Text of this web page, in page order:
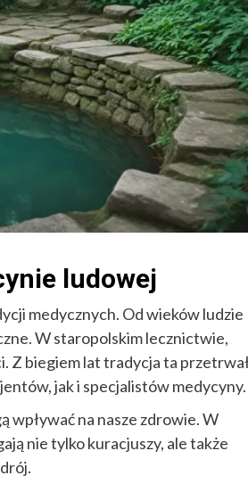
ludowej
medycznych. Od wieków ludzie
W staropolskim lecznictwie,
Z biegiem lat tradycja ta
jak i specjalistów medycyny.
wpływać na nasze zdrowie. W
nie tylko kuracjuszy, ale także